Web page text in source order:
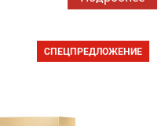
СПЕЦПРЕДЛОЖЕНИЕ